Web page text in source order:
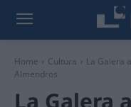
Home Cultura
La Galera
Almendros
La Galera